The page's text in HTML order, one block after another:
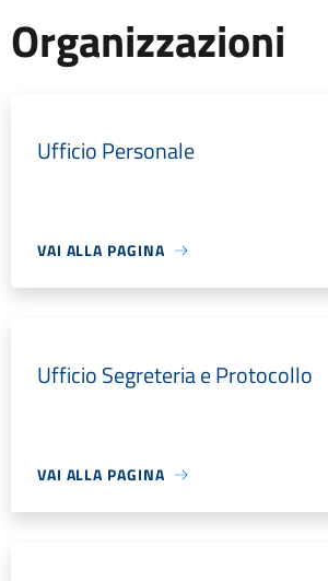
Organizzazioni
Ufficio Personale
VAI ALLA PAGINA
Ufficio Segreteria e Protocollo
VAI ALLA PAGINA